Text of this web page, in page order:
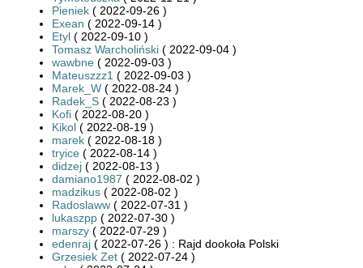
Pieniek ( 2022-09-26 )
Exean ( 2022-09-14 )
Etyl ( 2022-09-10 )
Tomasz Warcholiński ( 2022-09-04 )
wawbne ( 2022-09-03 )
Mateuszzz1 ( 2022-09-03 )
Marek_W ( 2022-08-24 )
Radek_S ( 2022-08-23 )
Kofi ( 2022-08-20 )
Kikol ( 2022-08-19 )
marek ( 2022-08-18 )
tryice ( 2022-08-14 )
didzej ( 2022-08-13 )
damiano1987 ( 2022-08-02 )
madzikus ( 2022-08-02 )
Radoslaww ( 2022-07-31 )
lukaszpp ( 2022-07-30 )
marszy ( 2022-07-29 )
edenraj ( 2022-07-26 ) : Rajd dookoła Polski
Grzesiek Zet ( 2022-07-24 )